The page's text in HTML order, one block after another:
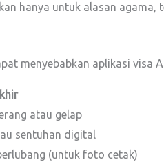
hanya untuk alasan
menyebabkan aplikasi visa
atau gelap
sentuhan digital
(untuk foto cetak)